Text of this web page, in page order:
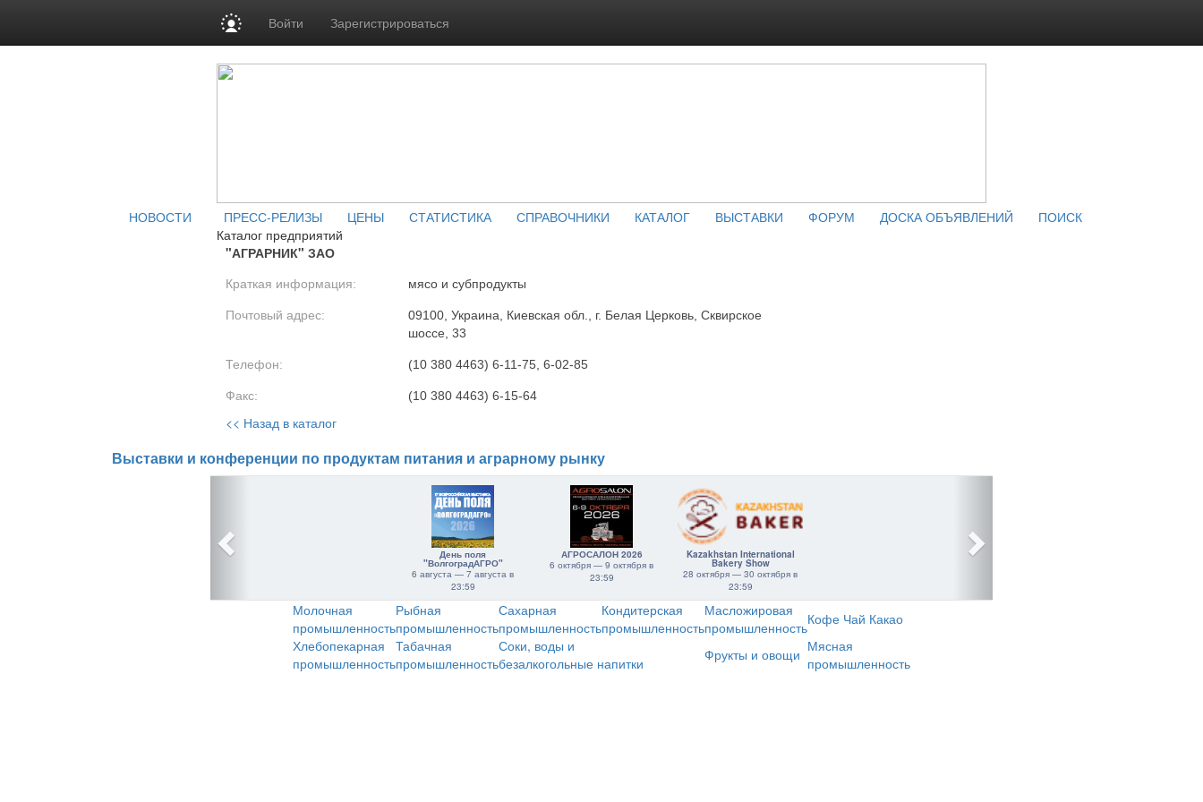
Войти Зарегистрироваться
НОВОСТИ ПРЕСС-РЕЛИЗЫ ЦЕНЫ СТАТИСТИКА СПРАВОЧНИКИ КАТАЛОГ ВЫСТАВКИ ФОРУМ ДОСКА ОБЪЯВЛЕНИЙ
ПОИСК
Каталог предприятий
"АГРАРНИК" ЗАО
Краткая информация: мясо и субпродукты
Почтовый адрес:
09100, Украина, Киевская обл., г. Белая Церковь, Сквирское
шоссе, 33
Телефон: (10 380 4463) 6-11-75, 6-02-85
Факс: (10 380 4463) 6-15-64
<< Назад в каталог
Выставки и конференции по продуктам питания и аграрному рынку
День поля
"ВолгоградАГРО"
6 августа — 7 августа в
23:59
АГРОСАЛОН 2026
6 октября — 9 октября в
23:59
Kazakhstan International
Bakery Show
28 октября — 30 октября в
23:59
Молочная
промышленность
Рыбная
промышленность
Сахарная
промышленность
Кондитерская
промышленность
Масложировая
промышленностьКофе Чай Какао
Хлебопекарная
промышленность
Табачная
промышленность
Соки, воды и
безалкогольные напитки
Фрукты и овощи Мясная
промышленность